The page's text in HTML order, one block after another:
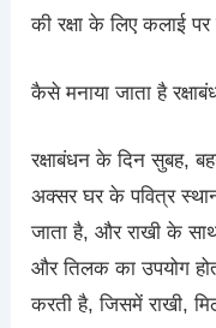
की रक्षा के लिए कलाई
कैसे मनाया जाता है
रक्षाबंधन के दिन सुबह,
अक्सर घर के पवित्र
जाता है, और राखी के
और तिलक का उपयोग
करती है, जिसमें राखी,